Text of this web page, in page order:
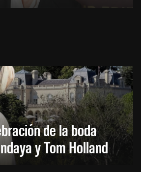
de la boda
y Tom Holland